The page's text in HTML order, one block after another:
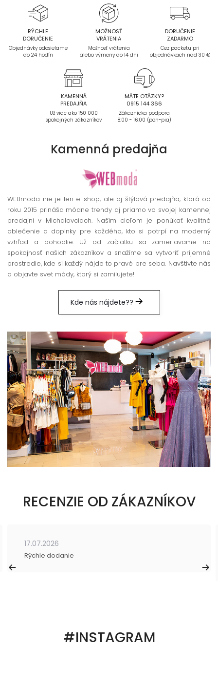
RÝCHLE
DORUČENIE
Objednávky odosielame
do 24 hodín
MOŽNOSŤ
VRÁTENIA
Možnosť vrátenia
alebo výmeny do 14 dní
DORUČENIE
ZADARMO
Cez packetu pri
objednávkach nad 30 €
KAMENNÁ
PREDAJŇA
Už viac ako 150 000
spokojných zákazníkov
MÁTE OTÁZKY?
0915 144 366
Zákaznícka podpora
8:00 - 16:00 (pon-pia)
Kamenná predajňa
WEBmoda nie je len e-shop, ale aj štýlová predajňa, ktorá od
roku 2015 prináša módne trendy aj priamo vo svojej kamennej
predajni v Michalovciach. Naším cieľom je ponúkať kvalitné
oblečenie a doplnky pre každého, kto si potrpí na moderný
vzhľad a pohodlie. Už od začiatku sa zameriavame na
spokojnosť našich zákazníkov a snažíme sa vytvoriť príjemné
prostredie, kde si každý nájde to pravé pre seba. Navštívte nás
a objavte svet módy, ktorý si zamilujete!
Kde nás nájdete??
RECENZIE OD ZÁKAZNÍKOV
17.07.2026
Rýchle dodanie
#INSTAGRAM